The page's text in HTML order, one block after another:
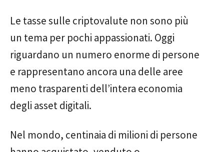
Le tasse sulle criptovalute non sono più
un tema per pochi appassionati. Oggi
riguardano un numero enorme di persone
e rappresentano ancora una delle aree
meno trasparenti dell’intera economia
degli asset digitali.
Nel mondo, centinaia di milioni di persone